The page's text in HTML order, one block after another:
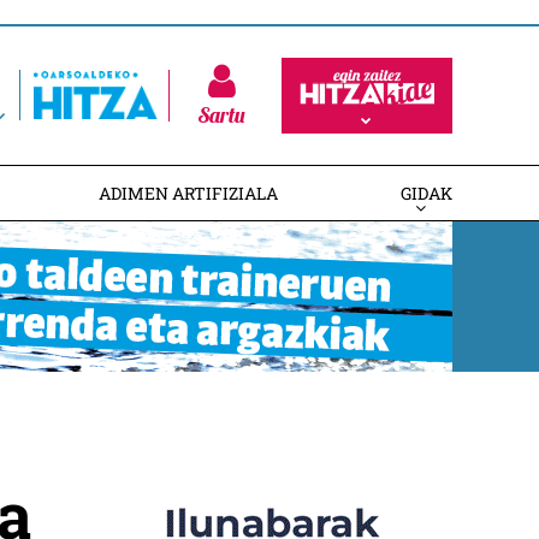
Sartu
ADIMEN ARTIFIZIALA GIDAK